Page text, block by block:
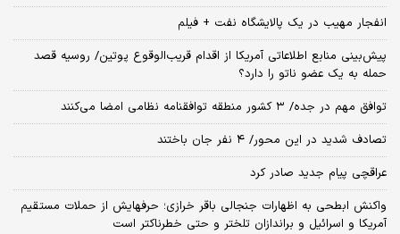
انفجار مهیب در یک پالایشگاه نفت + فیلم
پیش‌بینی منابع اطلاعاتی آمریکا از اقدام قریب‌الوقوع پوتین/ روسیه قصد
حمله به یک عضو ناتو را دارد؟
توافق مهم در جده/ ۳ کشور منطقه توافقنامه نظامی امضا می‌کنند
تصادف شدید در این محور/ ۴ نفر جان باختند
عراقچی پیام جدید صادر کرد
واکنش ابطحی به اظهارات جنجالی باقر خرازی؛ حرفهایش از حملات مستقیم
آمریکا و اسرائیل و براندازان تلختر و حتی خطرناکتر است